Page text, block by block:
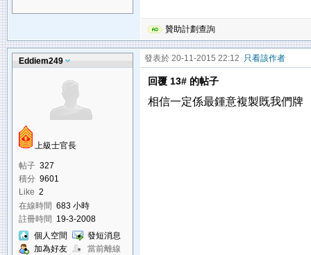
贊助計劃查詢
Eddiem249
上級士官長
帖子 327
積分 9601
Like 2
在線時間 683 小時
註冊時間 19-3-2008
個人空間
發短消息
加為好友
當前離線
發表於 20-11-2015 22:12 只看該作者
回覆 13# 的帖子
相信一定係最鍾意複製既我們牌